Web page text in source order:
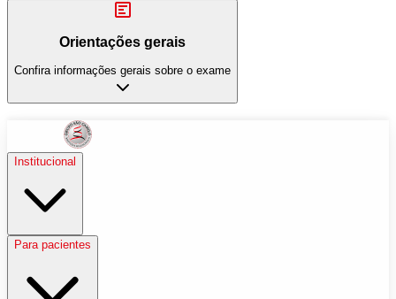
Orientações gerais
Confira informações gerais sobre o exame
Institucional
Para pacientes